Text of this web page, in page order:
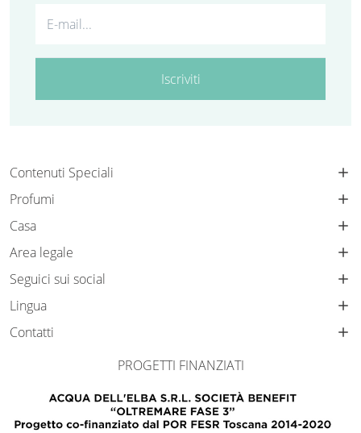
Iscriviti
Contenuti Speciali
Profumi
Casa
Area legale
Seguici sui social
Lingua
Contatti
PROGETTI FINANZIATI